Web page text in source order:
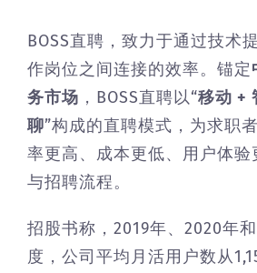
BOSS直聘，致力于通过技术
作岗位之间连接的效率。锚定
务市场 ，BOSS直聘以“移动 +
聊”构成的直聘模式，为求职
率更高、成本更低、用户体验
与招聘流程。
招股书称，2019年、2020年
度，公司平均月活用户数从